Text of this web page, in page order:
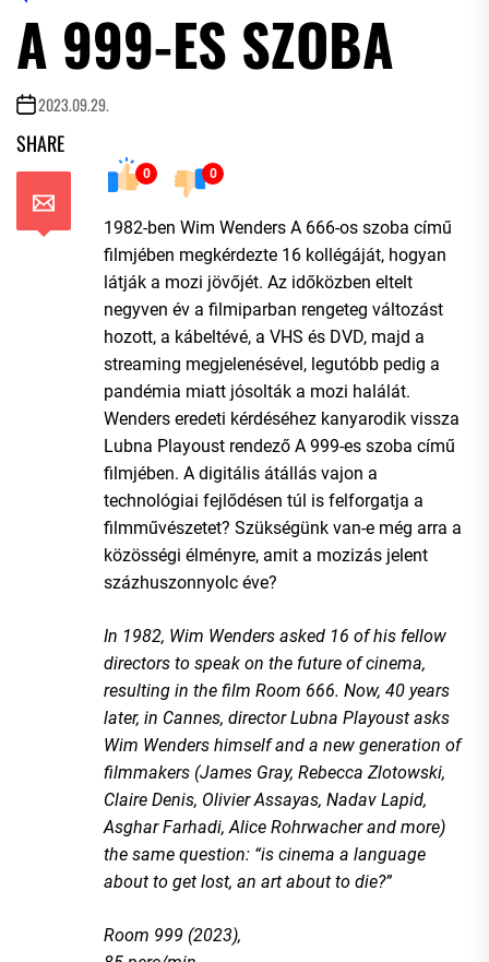
A 999-ES SZOBA
2023.09.29.
SHARE
0 0
1982-ben Wim Wenders A 666-os szoba című
filmjében megkérdezte 16 kollégáját, hogyan
látják a mozi jövőjét. Az időközben eltelt
negyven év a filmiparban rengeteg változást
hozott, a kábeltévé, a VHS és DVD, majd a
streaming megjelenésével, legutóbb pedig a
pandémia miatt jósolták a mozi halálát.
Wenders eredeti kérdéséhez kanyarodik vissza
Lubna Playoust rendező A 999-es szoba című
filmjében. A digitális átállás vajon a
technológiai fejlődésen túl is felforgatja a
filmművészetet? Szükségünk van-e még arra a
közösségi élményre, amit a mozizás jelent
százhuszonnyolc éve?
In 1982, Wim Wenders asked 16 of his fellow
directors to speak on the future of cinema,
resulting in the film Room 666. Now, 40 years
later, in Cannes, director Lubna Playoust asks
Wim Wenders himself and a new generation of
filmmakers (James Gray, Rebecca Zlotowski,
Claire Denis, Olivier Assayas, Nadav Lapid,
Asghar Farhadi, Alice Rohrwacher and more)
the same question: “is cinema a language
about to get lost, an art about to die?”
Room 999 (2023),